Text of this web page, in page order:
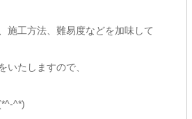
施工方法、難易度などを加味して
いたしますので、
^*)